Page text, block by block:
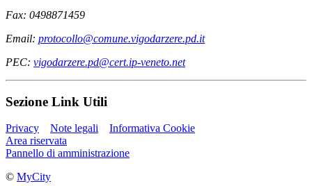
Fax: 0498871459
Email: protocollo@comune.vigodarzere.pd.it
PEC: vigodarzere.pd@cert.ip-veneto.net
Sezione Link Utili
Privacy Note legali
Informativa Cookie
Area riservata
Pannello di amministrazione
© MyCity